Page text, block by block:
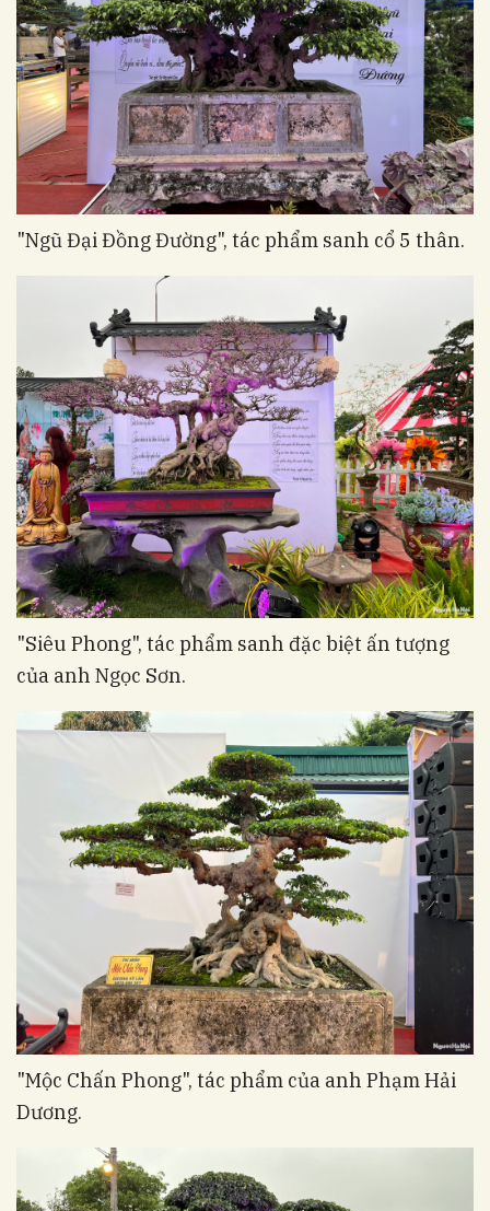
"Ngũ Đại Đồng Đường", tác phẩm sanh cổ 5 thân.
"Siêu Phong", tác phẩm sanh đặc biệt ấn tượng
của anh Ngọc Sơn.
"Mộc Chấn Phong", tác phẩm của anh Phạm Hải
Dương.